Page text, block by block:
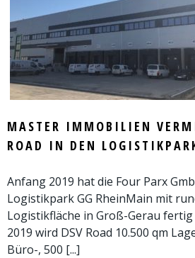
MASTER IMMOBILIEN
ROAD IN DEN
Anfang 2019 hat die Four Parx
Logistikpark GG RheinMain mit
Logistikfläche in Groß-Gerau
2019 wird DSV Road 10.500 qm
Büro-, 500 [...]